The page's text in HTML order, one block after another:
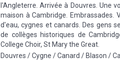
l'Angleterre. Arrivée à Douvres. Une
maison à Cambridge. Embrassades.
d'eau, cygnes et canards. Des gens
de collèges historiques de
College Choir, St Mary the Great.
Douvres / Cygne / Canard / Blason /